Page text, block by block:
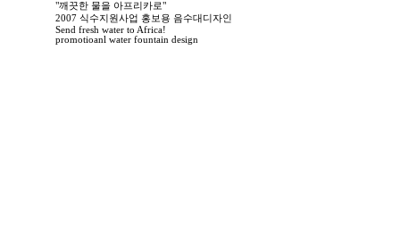
"깨끗한 물을 아프리카로"
2007 식수지원사업 홍보용 음수대디자인
Send fresh water to Africa!
promotioanl water fountain design